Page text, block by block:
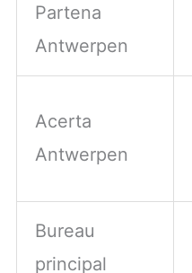
Partena
Antwerpen
Acerta
Antwerpen
Bureau
principal